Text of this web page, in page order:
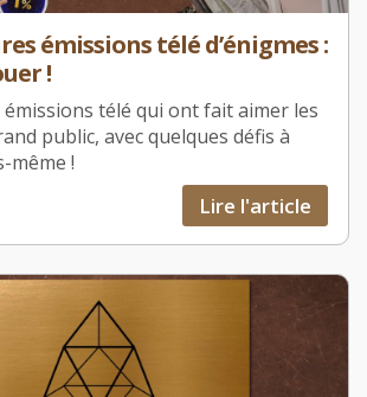
émissions télé d’énigmes :
!
émissions télé qui ont fait aimer les
public, avec quelques défis à
même !
Lire l'article